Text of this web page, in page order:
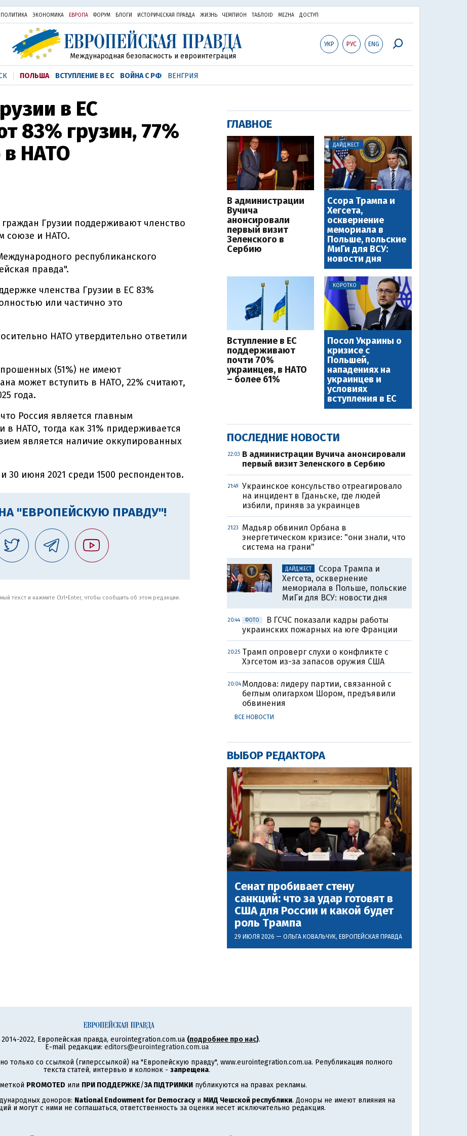
ПОЛИТИКА ЭКОНОМИКА ЕВРОПА ФОРУМ БЛОГИ ИСТОРИЧЕСКАЯ ПРАВДА ЖИЗНЬ ЧЕМПИОН ТАБЛОID MEZHA ДОСТУП
УКР РУС ENG
Международная безопасность и евроинтеграция
ПОЛЬША ВСТУПЛЕНИЕ В ЕС ВОЙНА С РФ ВЕНГРИЯ
в ЕС
83% грузин, 77%
в НАТО
Грузии поддерживают членство
союзе и НАТО.
республиканского
правда".
членства Грузии в ЕС 83%
или частично это
НАТО утвердительно ответили
(51%) не имеют
может вступить в НАТО, 22% считают,
года.
Россия является главным
в НАТО, тогда как 31% придерживается
является наличие оккупированных
30 июня 2021 среди 1500 респондентов.
"ЕВРОПЕЙСКУЮ ПРАВДУ"!
текст и нажмите Ctrl+Enter, чтобы сообщить об этом редакции.
ГЛАВНОЕ
В администрации
Вучича
анонсировали
первый визит
Зеленского в
Сербию
ДАЙДЖЕСТ
Ссора Трампа и
Хегсета,
осквернение
мемориала в
Польше, польские
МиГи для ВСУ:
новости дня
Вступление в ЕС
поддерживают
почти 70%
украинцев, в НАТО
– более 61%
КОРОТКО
Посол Украины о
кризисе с
Польшей,
нападениях на
украинцев и
условиях
вступления в ЕС
ПОСЛЕДНИЕ НОВОСТИ
22:03 В администрации Вучича анонсировали
первый визит Зеленского в Сербию
21:49
Украинское консульство отреагировало
на инцидент в Гданьске, где людей
избили, приняв за украинцев
21:23
Мадьяр обвинил Орбана в
энергетическом кризисе: "они знали, что
система на грани"
ДАЙДЖЕСТ
Ссора Трампа и
Хегсета, осквернение
мемориала в Польше, польские
МиГи для ВСУ: новости дня
20:44 ФОТО
В ГСЧС показали кадры работы
украинских пожарных на юге Франции
20:25 Трамп опроверг слухи о конфликте с
Хэгсетом из-за запасов оружия США
20:04 Молдова: лидеру партии, связанной с
беглым олигархом Шором, предъявили
обвинения
ВСЕ НОВОСТИ
ВЫБОР РЕДАКТОРА
Сенат пробивает стену
санкций: что за удар готовят в
США для России и какой будет
роль Трампа
29 ИЮЛЯ 2026 — ОЛЬГА КОВАЛЬЧУК, ЕВРОПЕЙСКАЯ ПРАВДА
2022, Европейская правда, eurointegration.com.ua (подробнее про нас).
E-mail редакции: editors@eurointegration.com.ua
только со ссылкой (гиперссылкой) на "Европейскую правду", www.eurointegration.com.ua. Републикация полного
текста статей, интервью и колонок - запрещена.
PROMOTED или ПРИ ПОДДЕРЖКЕ/ЗА ПІДТРИМКИ публикуются на правах рекламы.
доноров: National Endowment for Democracyи МИД Чешской республики. Доноры не имеют влияния на
и могут с ними не соглашаться, ответственность за оценки несет исключительно редакция.